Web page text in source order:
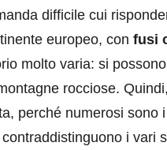
difficile cui
europeo, con fusi
molto varia: si
rocciose.
perché numerosi
i vari